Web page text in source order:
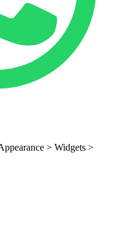
> Widgets >